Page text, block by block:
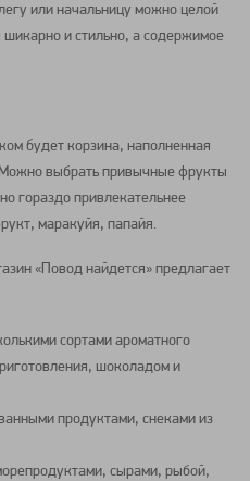
или начальницу можно целой
шикарно и стильно, а содержимое
будет корзина, наполненная
выбрать привычные фрукты
гораздо привлекательнее
маракуйя, папайя.
«Повод найдется» предлагает
сортами ароматного
шоколадом и
продуктами, снеками из
сырами, рыбой,